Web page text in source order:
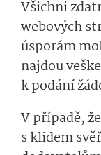
Všichni
webových
úsporám
najdou
k podání
V případě,
s klidem